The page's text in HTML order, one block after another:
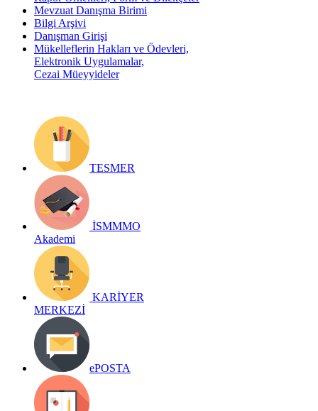
Mevzuat Danışma Birimi
Bilgi Arşivi
Danışman Girişi
Mükelleflerin Hakları ve Ödevleri,
Elektronik Uygulamalar,
Cezai Müeyyideler
TESMER
İSMMMO
Akademi
KARİYER
MERKEZİ
ePOSTA